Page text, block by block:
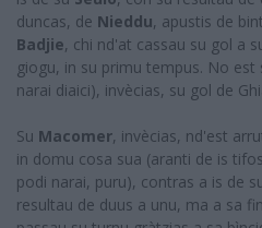
duncas, de Nieddu, apustis de
Badjie, chi nd'at cassau su gol a
giogu, in su primu tempus. No est
narai diaici), invècias, su gol de
Su Macomer, invècias, nd'est
in domu cosa sua (aranti de is
podi narai, puru), contras a is de
resultau de duus a unu, ma a sa